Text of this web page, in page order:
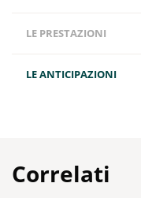
LE PRESTAZIONI
LE ANTICIPAZIONI
Correlati